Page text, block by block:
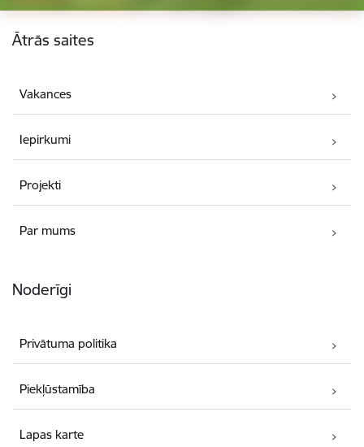
Kājene
Ātrās saites
Vakances
Iepirkumi
Projekti
Par mums
Noderīgi
Privātuma politika
Piekļūstamība
Lapas karte